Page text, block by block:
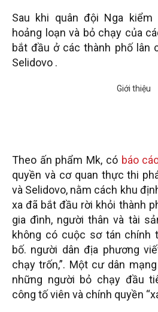
Sau khi quân đội Nga kiểm
hoảng loạn và bỏ chạy của
bắt đầu ở các thành phố lân
Selidovo .
Theo ấn phẩm Mk, có báo
quyền và cơ quan thực thi
và Selidovo, nằm cách khu
xa đã bắt đầu rời khỏi thành
gia đình, người thân và tài
không có cuộc sơ tán chính
bố. người dân địa phương
chạy trốn,”. Một cư dân
những người bỏ chạy đầu
công tố viên và chính quyền